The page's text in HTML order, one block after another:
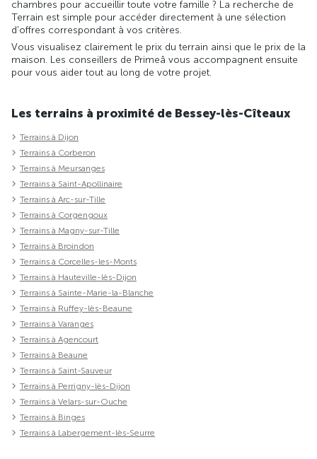
chambres pour accueillir toute votre famille ? La recherche de
Terrain est simple pour accéder directement à une sélection
d'offres correspondant à vos critères.
Vous visualisez clairement le prix du terrain ainsi que le prix de la
maison. Les conseillers de Primeâ vous accompagnent ensuite
pour vous aider tout au long de votre projet.
Les terrains à proximité de Bessey-lès-Cîteaux
Terrains à Dijon
Terrains à Corberon
Terrains à Meursanges
Terrains à Saint-Apollinaire
Terrains à Arc-sur-Tille
Terrains à Corgengoux
Terrains à Magny-sur-Tille
Terrains à Broindon
Terrains à Corcelles-les-Monts
Terrains à Hauteville-lès-Dijon
Terrains à Sainte-Marie-la-Blanche
Terrains à Ruffey-lès-Beaune
Terrains à Varanges
Terrains à Agencourt
Terrains à Beaune
Terrains à Saint-Sauveur
Terrains à Perrigny-lès-Dijon
Terrains à Velars-sur-Ouche
Terrains à Binges
Terrains à Labergement-lès-Seurre